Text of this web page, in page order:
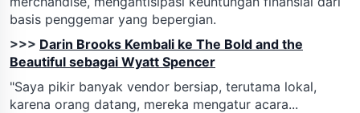
basis penggemar yang bepergian.
>>> Darin Brooks Kembali ke The Bold and the
Beautiful sebagai Wyatt Spencer
"Saya pikir banyak vendor bersiap, terutama lokal,
karena orang datang, mereka mengatur acara...